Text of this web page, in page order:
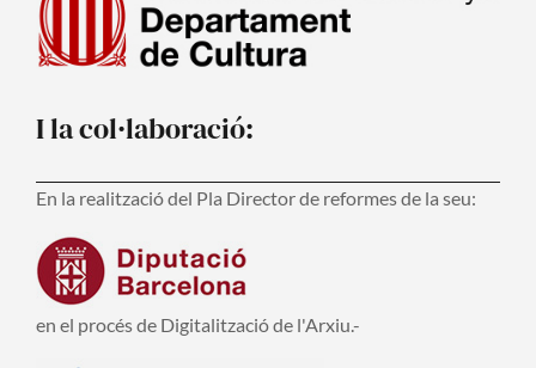
I la col·laboració:
En la realització del Pla Director de reformes de la seu:
en el procés de Digitalització de l'Arxiu.-